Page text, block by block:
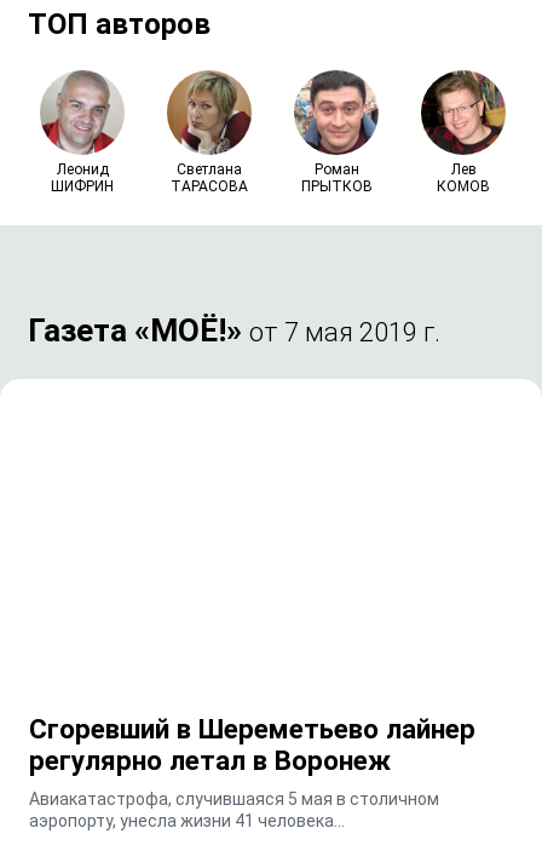
ТОП авторов
Леонид
ШИФРИН
Светлана
ТАРАСОВА
Роман
ПРЫТКОВ
Лев
КОМОВ
Газета «МОЁ!»от 7 мая 2019 г.
Сгоревший в Шереметьево лайнер
регулярно летал в Воронеж
Авиакатастрофа, случившаяся 5 мая в столичном
аэропорту, унесла жизни 41 человека…